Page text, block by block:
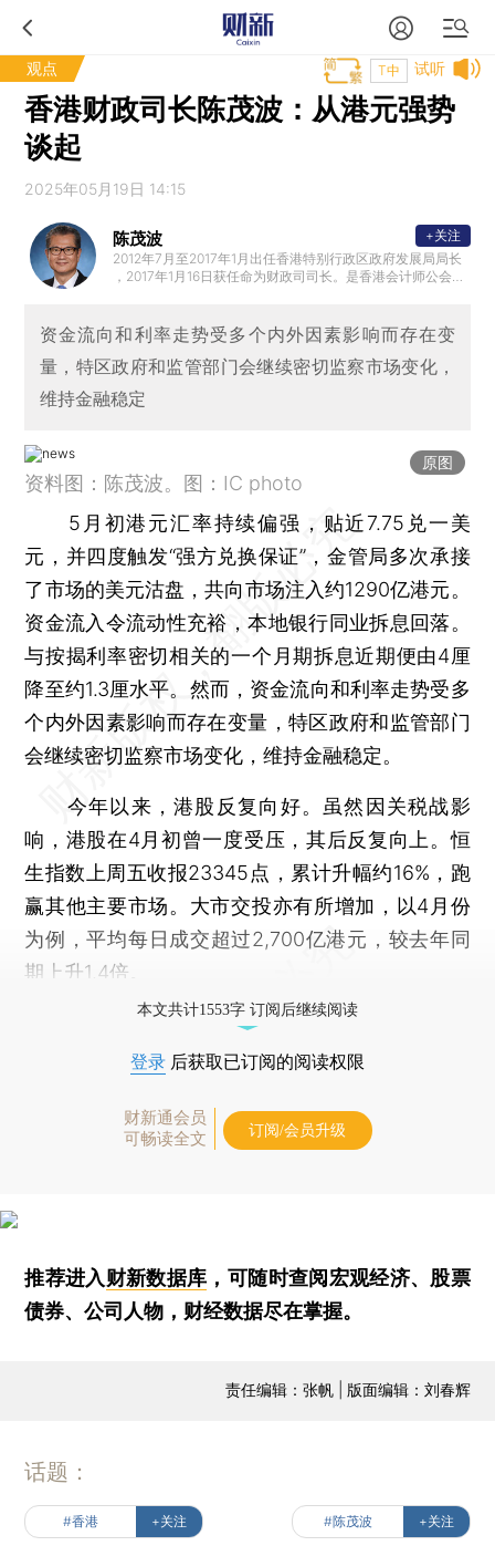
观点 试听
T中
香港财政司长陈茂波：从港元强势
谈起
2025年05月19日 14:15
陈茂波
2012年7月至2017年1月出任香港特别行政区政府发展局局长
，2017年1月16日获任命为财政司司长。是香港会计师公会前
局主席、西九文化区管理局董事局成员、策略发展委员会非
官方委员和香港中文大学校董会成员。
+关注
资金流向和利率走势受多个内外因素影响而存在变
量，特区政府和监管部门会继续密切监察市场变化，
维持金融稳定
原图
资料图：陈茂波。图：IC photo
5月初港元汇率持续偏强，贴近7.75兑一美
元，并四度触发“强方兑换保证”，金管局多次承接
了市场的美元沽盘，共向市场注入约1290亿港元。
资金流入令流动性充裕，本地银行同业拆息回落。
与按揭利率密切相关的一个月期拆息近期便由4厘
降至约1.3厘水平。然而，资金流向和利率走势受多
个内外因素影响而存在变量，特区政府和监管部门
会继续密切监察市场变化，维持金融稳定。
今年以来，港股反复向好。虽然因关税战影
响，港股在4月初曾一度受压，其后反复向上。恒
生指数上周五收报23345点，累计升幅约16%，跑
赢其他主要市场。大市交投亦有所增加，以4月份
为例，平均每日成交超过2,700亿港元，较去年同
期上升1.4倍。
本文共计1553字 订阅后继续阅读
登录 后获取已订阅的阅读权限
财新通会员
可畅读全文
订阅/会员升级
推荐进入财新数据库 ，可随时查阅宏观经济、股票
债券、公司人物，财经数据尽在掌握。
责任编辑：张帆 | 版面编辑：刘春辉
话题：
#香港 +关注 #陈茂波 +关注